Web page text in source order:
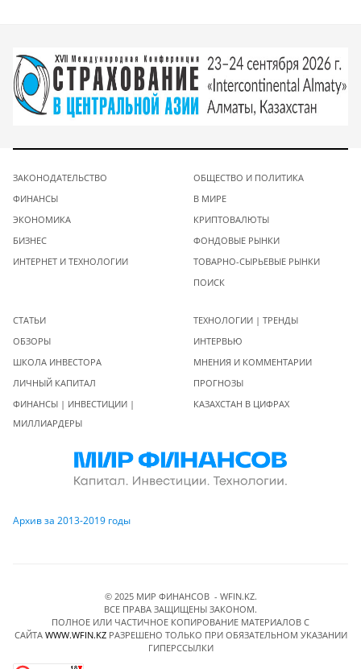
ЗАКОНОДАТЕЛЬСТВО
ФИНАНСЫ
ЭКОНОМИКА
БИЗНЕС
ИНТЕРНЕТ И ТЕХНОЛОГИИ
ОБЩЕСТВО И ПОЛИТИКА
В МИРЕ
КРИПТОВАЛЮТЫ
ФОНДОВЫЕ РЫНКИ
ТОВАРНО-СЫРЬЕВЫЕ РЫНКИ
ПОИСК
СТАТЬИ
ОБЗОРЫ
ШКОЛА ИНВЕСТОРА
ЛИЧНЫЙ КАПИТАЛ
ФИНАНСЫ | ИНВЕСТИЦИИ |
МИЛЛИАРДЕРЫ
ТЕХНОЛОГИИ | ТРЕНДЫ
ИНТЕРВЬЮ
МНЕНИЯ И КОММЕНТАРИИ
ПРОГНОЗЫ
КАЗАХСТАН В ЦИФРАХ
Архив за 2013-2019 годы
© 2025 МИР ФИНАНСОВ - WFIN.KZ.
ВСЕ ПРАВА ЗАЩИЩЕНЫ ЗАКОНОМ.
ПОЛНОЕ ИЛИ ЧАСТИЧНОЕ КОПИРОВАНИЕ МАТЕРИАЛОВ C
САЙТА WWW.WFIN.KZРАЗРЕШЕНО ТОЛЬКО ПРИ ОБЯЗАТЕЛЬНОМ УКАЗАНИИ
ГИПЕРССЫЛКИ